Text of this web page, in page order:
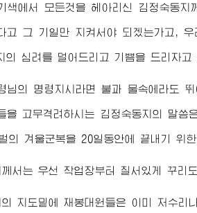
색에서 모든것을 헤아리신 김정숙동지
고 그 기일만 지켜서야 되겠는가고,
의 심려를 덜어드리고 기쁨을 드리자고
님 의 명령지시라면 불과 물속에라도
을 고무격려하시는 김정숙동지 의 말씀
의 겨울군복을 20일동안에 끝내기 위
께서는 우선 작업장부터 질서있게 꾸리
의 지도밑에 재봉대원들은 이미 저수리